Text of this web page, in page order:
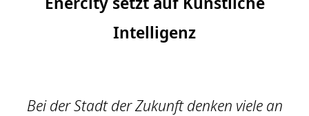
Intelligenz
Bei der Stadt der Zukunft denken viele an